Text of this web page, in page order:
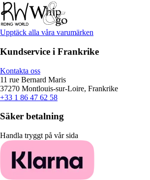
Upptäck alla våra varumärken
Kundservice i Frankrike
Kontakta oss
11 rue Bernard Maris
37270 Montlouis-sur-Loire, Frankrike
+33 1 86 47 62 58
Säker betalning
Handla tryggt på vår sida